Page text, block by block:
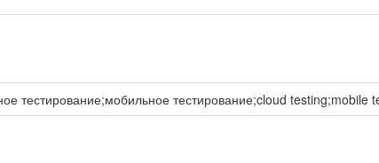
тестирование;мобильное тестирование;cloud testing;mobile